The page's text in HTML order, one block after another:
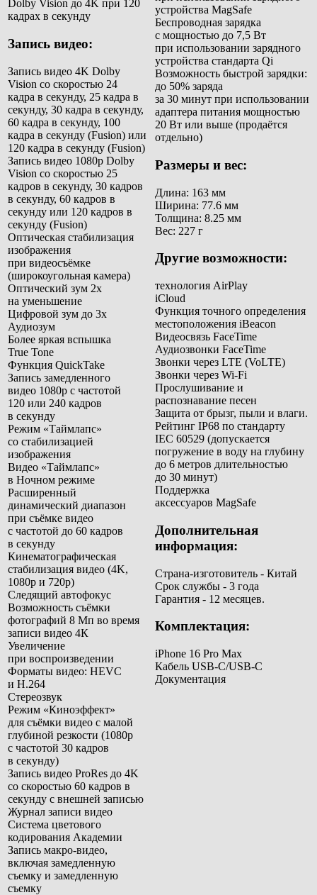
Dolby Vision до 4K при 120
кадрах в секунду
Запись видео:
Запись видео 4K Dolby
Vision со скоростью 24
кадра в секунду, 25 кадра в
секунду, 30 кадра в секунду,
60 кадра в секунду, 100
кадра в секунду (Fusion) или
120 кадра в секунду (Fusion)
Запись видео 1080p Dolby
Vision со скоростью 25
кадров в секунду, 30 кадров
в секунду, 60 кадров в
секунду или 120 кадров в
секунду (Fusion)
Оптическая стабилизация
изображения
при видеосъёмке
(широкоугольная камера)
Оптический зум 2x
на уменьшение
Цифровой зум до 3x
Аудиозум
Более яркая вспышка
True Tone
Функция QuickTake
Запись замедленного
видео 1080р с частотой
120 или 240 кадров
в секунду
Режим «Таймлапс»
со стабилизацией
изображения
Видео «Таймлапс»
в Ночном режиме
Расширенный
динамический диапазон
при съёмке видео
с частотой до 60 кадров
в секунду
Кинематографическая
стабилизация видео (4K,
1080p и 720p)
Следящий автофокус
Возможность съёмки
фотографий 8 Мп во время
записи видео 4К
Увеличение
при воспроизведении
Форматы видео: HEVC
и H.264
Стереозвук
Режим «Киноэффект»
для съёмки видео с малой
глубиной резкости (1080p
с частотой 30 кадров
в секунду)
Запись видео ProRes до 4K
со скоростью 60 кадров в
секунду с внешней записью
Журнал записи видео
Система цветового
кодирования Академии
Запись макро-видео,
включая замедленную
съемку и замедленную
съемку
устройства MagSafe
Беспроводная зарядка
с мощностью до 7,5 Вт
при использовании зарядного
устройства стандарта Qi
Возможность быстрой зарядки:
до 50% заряда
за 30 минут при использовании
адаптера питания мощностью
20 Вт или выше (продаётся
отдельно)
Размеры и вес:
Длина: 163 мм
Ширина: 77.6 мм
Толщина: 8.25 мм
Вес: 227 г
Другие возможности:
технология AirPlay
iCloud
Функция точного определения
местоположения iBeacon
Видеосвязь FaceTime
Аудиозвонки FaceTime
Звонки через LTE (VoLTE)
Звонки через Wi-Fi
Прослушивание и
распознавание песен
Защита от брызг, пыли и влаги.
Рейтинг IP68 по стандарту
IEC 60529 (допускается
погружение в воду на глубину
до 6 метров длительностью
до 30 минут)
Поддержка
аксессуаров MagSafe
Дополнительная
информация:
Страна-изготовитель - Китай
Срок службы - 3 года
Гарантия - 12 месяцев.
Комплектация:
iPhone 16 Pro Max
Кабель USB‑C/USB‑C
Документация